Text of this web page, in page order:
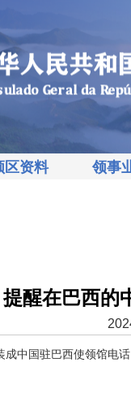
区资料 领事
提醒在巴西的
中国驻巴西使领馆电